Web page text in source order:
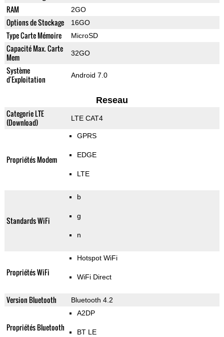
RAM 2GO
Options de Stockage 16GO
Type Carte Mémoire MicroSD
Capacité Max. Carte
Mem
32GO
Système
d'Exploitation
Android 7.0
Reseau
Categorie LTE
(Download)
LTE CAT4
Propriétés Modem
GPRS
EDGE
LTE
Standards WiFi
b
g
n
Propriétés WiFi
Hotspot WiFi
WiFi Direct
Version Bluetooth Bluetooth 4.2
Propriétés Bluetooth
A2DP
BT LE